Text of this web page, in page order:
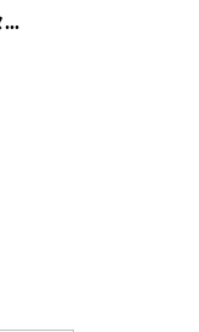
...